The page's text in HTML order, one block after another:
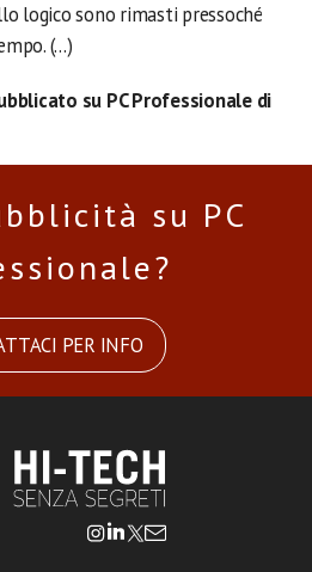
logico sono rimasti pressoché
(…)
su PC Professionale di
su PC
PER INFO